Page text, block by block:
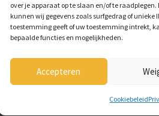
over je apparaat op te slaan en/of te
kunnen wij gegevens zoals surfgedrag of unieke
toestemming geeft of uw toestemming intrekt,
bepaalde functies en mogelijkheden.
Accepteren
Cookiebeleid
+31 (0)50 -